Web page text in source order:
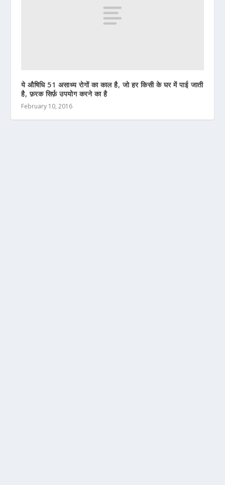
ये औषिधि 51 असाध्य रोगों का काल है, जो हर किसी के घर में पाई जाती
है, फ़रक सिर्फ़ उपयोग करने का है
February 10, 2016